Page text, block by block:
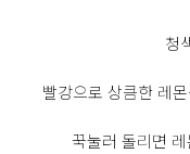
청
빨강으로 상큼한 레
꾹눌러 돌리면